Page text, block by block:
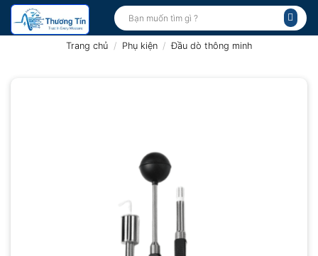
Bỏ
qua
Tìm
kiếm:
Trang chủ / Phụ kiện / Đầu dò thông minh